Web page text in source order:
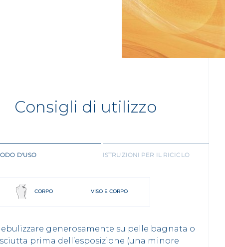
Consigli di utilizzo
D'USO ISTRUZIONI PER IL RICICLO
CORPO VISO E CORPO
generosamente su pelle bagnata o
prima dell’esposizione (una minore